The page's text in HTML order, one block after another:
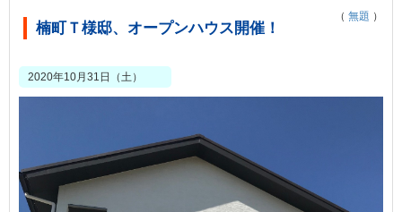
楠町Ｔ様邸、オープンハウス開催！
（ 無題 ）
2020年10月31日（土）